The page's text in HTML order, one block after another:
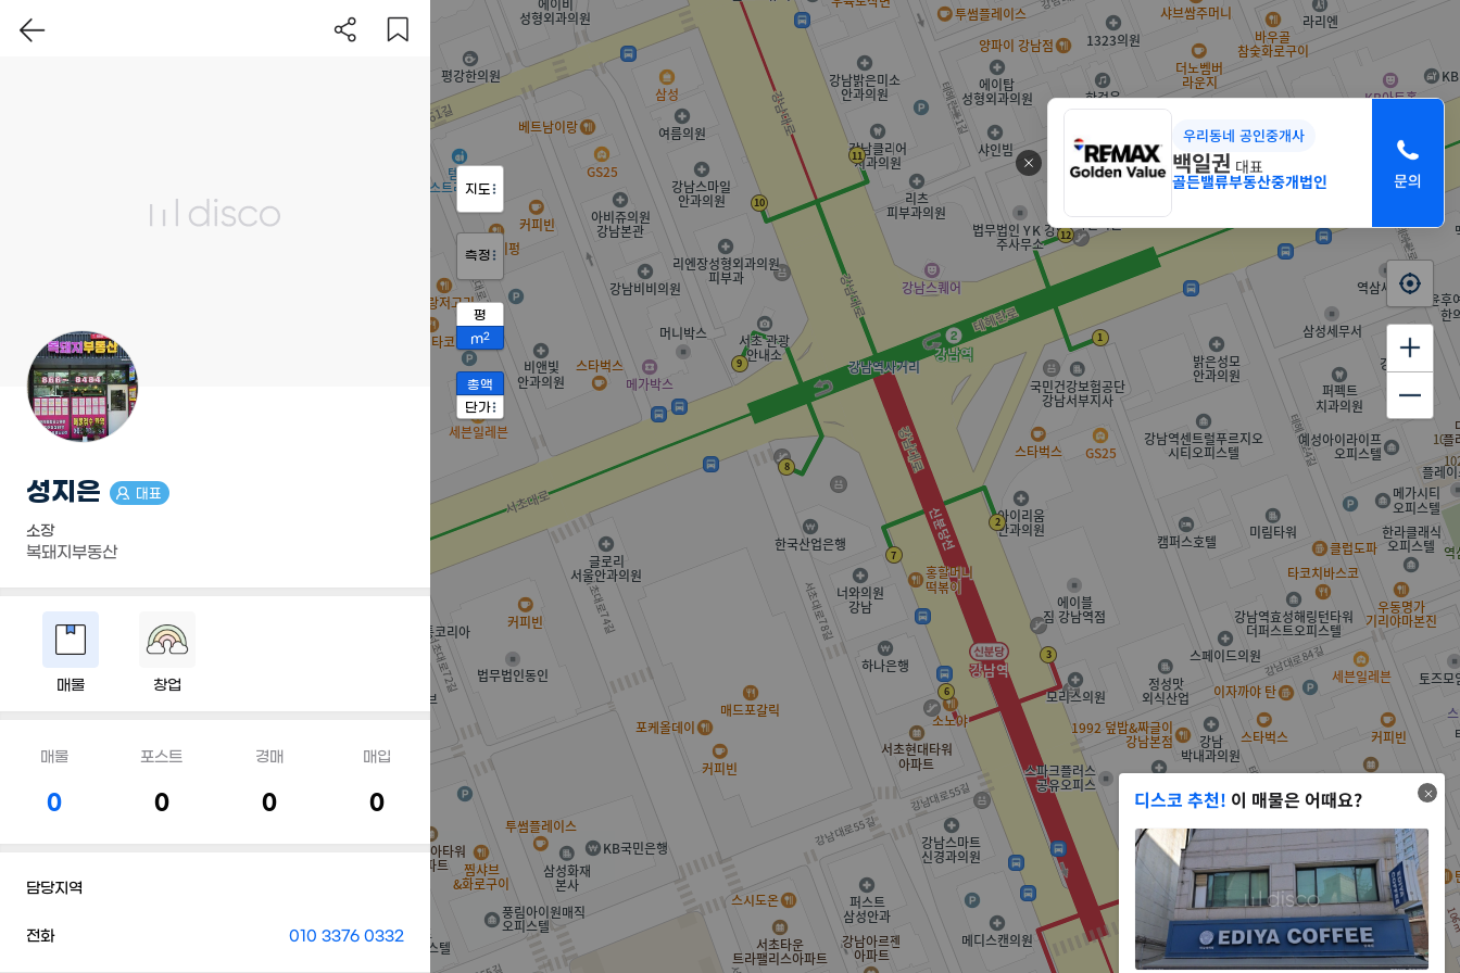
디스코 추천! 이 매물은 어때요?
우리동네 공인중개사
백일권 대표
골든밸류부동산중개법인
지도
측정
평
m2
총액
단가
성지은 대표
소장
복돼지부동산
매물 창업
매물
0
포스트
0
경매
0
매입
0
담당지역
전화 010 3376 0332